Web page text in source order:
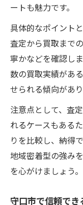
ートも魅力です。
具体的なポイント
査定から買取まで
寧かなどを確認し
数の買取実績があ
せられる傾向があり
注意点として、査
れるケースもある
りを比較し、納得
地域密着型の強み
を心がけましょう。
守口市で信頼で